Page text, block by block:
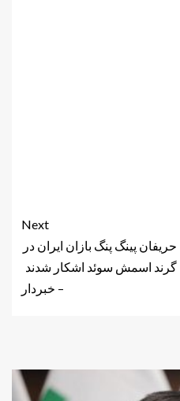
Next
حریفان پینگ پنگ بازان ایران در
گرند اسمش سوئد اشکار شدند
– خبردار